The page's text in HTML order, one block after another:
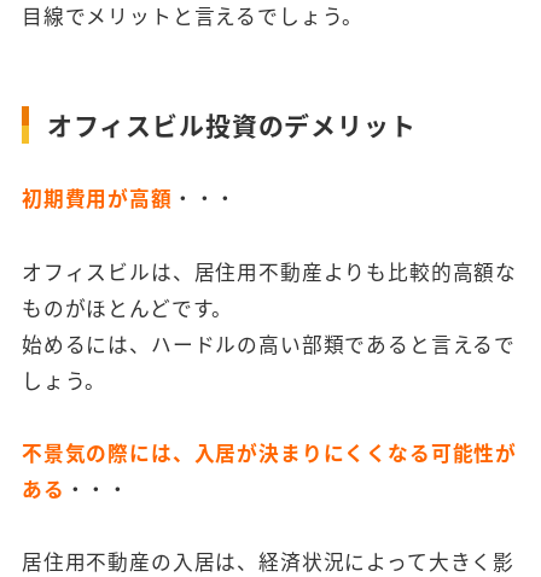
目線でメリットと言えるでしょう。
オフィスビル投資のデメリット
初期費用が高額 ・・・
オフィスビルは、居住用不動産よりも比較的高額な
ものがほとんどです。
始めるには、ハードルの高い部類であると言えるで
しょう。
不景気の際には、入居が決まりにくくなる可能性が
ある ・・・
居住用不動産の入居は、経済状況によって大きく影